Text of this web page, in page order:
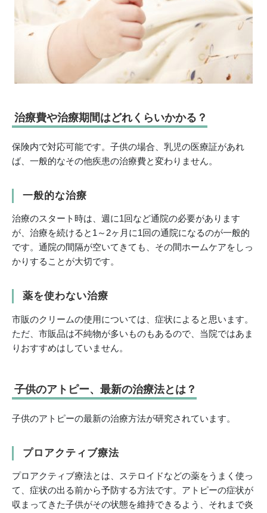
治療費や治療期間はどれくらいかかる？
保険内で対応可能です。子供の場合、乳児の医療証があれ
ば、一般的なその他疾患の治療費と変わりません。
一般的な治療
治療のスタート時は、週に1回など通院の必要があります
が、治療を続けると1～2ヶ月に1回の通院になるのが一般的
です。通院の間隔が空いてきても、その間ホームケアをしっ
かりすることが大切です。
薬を使わない治療
市販のクリームの使用については、症状によると思います。
ただ、市販品は不純物が多いものもあるので、当院ではあま
りおすすめはしていません。
子供のアトピー、最新の治療法とは？
子供のアトピーの最新の治療方法が研究されています。
プロアクティブ療法
プロアクティブ療法とは、ステロイドなどの薬をうまく使っ
て、症状の出る前から予防する方法です。アトピーの症状が
収まってきた子供がその状態を維持できるよう、それまで炎